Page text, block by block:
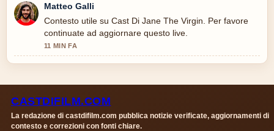
Matteo Galli
Contesto utile su Cast Di Jane The Virgin. Per favore
continuate ad aggiornare questo live.
11 MIN FA
CASTDIFILM.COM
La redazione di castdifilm.com pubblica notizie verificate, aggiornamenti di
contesto e correzioni con fonti chiare.